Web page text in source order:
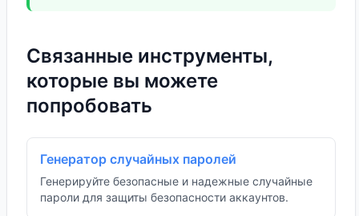
Связанные инструменты,
которые вы можете
попробовать
Генератор случайных паролей
Генерируйте безопасные и надежные случайные
пароли для защиты безопасности аккаунтов.